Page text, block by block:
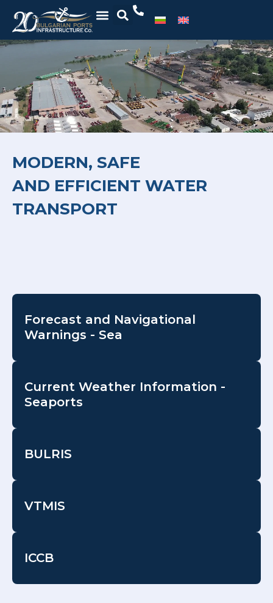
MODERN, SAFE
AND EFFICIENT WATER
TRANSPORT
Forecast and Navigational
Warnings - Sea
Current Weather Information -
Seaports
BULRIS
VTMIS
ICCB